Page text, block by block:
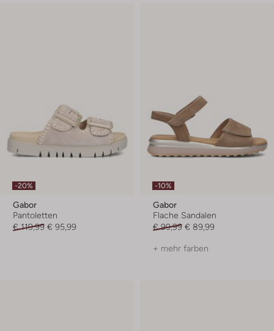
-20%
Gabor
Pantoletten
€ 119,99 € 95,99
-10%
Gabor
Flache Sandalen
€ 99,99 € 89,99
+ mehr farben